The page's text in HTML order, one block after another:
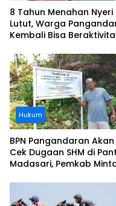
8 Tahun Menahan Nyeri
Lutut, Warga
Kembali Bisa
Ditanggung BPJS
Hukum
BPN Pangandaran Akan
Cek Dugaan SHM di
Madasari, Pemkab